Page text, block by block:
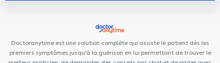
Doctoranytime est une solution complète qui assiste le patient dès les
premiers symptômes jusqu'à la guérison en lui permettant de trouver le